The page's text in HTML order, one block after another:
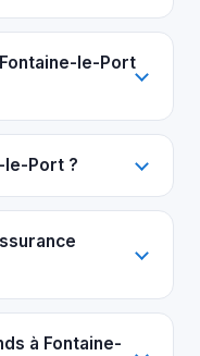
le-Port
le-Port ?
à Fontaine-